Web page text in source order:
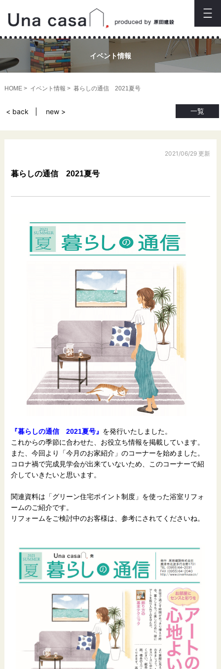
イベント情報
HOME イベント情報 暮らしの通信 2021夏号
一覧
< back new >
2021/06/29 更新
暮らしの通信 2021夏号
『暮らしの通信 2021夏号』 を発行いたしました。
これからの季節に合わせた、お役立ち情報を掲載しています。
また、今回より「今月のお家紹介」のコーナーを始めました。
コロナ禍で完成見学会が出来ていないため、このコーナーで紹
介していきたいと思います。
関連資料は「グリーン住宅ポイント制度」を使った浴室リフォ
ームのご紹介です。
リフォームをご検討中のお客様は、参考にされてくださいね。